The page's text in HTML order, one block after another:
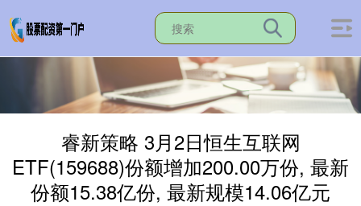
睿新策略 3月2日恒生互联网
ETF(159688)份额增加200.00万份, 最新
份额15.38亿份, 最新规模14.06亿元